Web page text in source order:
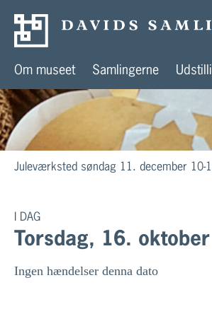
Om museet Samlingerne
Juleværksted søndag 11. december 10-
I DAG
Torsdag, 16.
Ingen hændelser denna dato